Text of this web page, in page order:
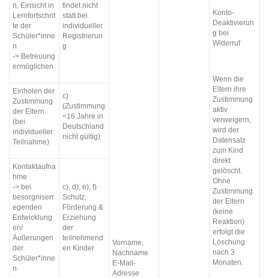
Vorname,
Nachname
E-Mail-
Adresse
Konto-
Deaktivierun
g bei
Widerruf
Wenn die
Eltern ihre
Zustimmung
aktiv
verweigern,
wird der
Datensatz
zum Kind
direkt
gelöscht.
Ohne
Zustimmung
der Eltern
(keine
Reaktion)
erfolgt die
Löschung
nach 3
Monaten.
n, Einsicht in
Lernfortschrit
te der
Schüler*inne
n
-> Betreuung
ermöglichen
findet nicht
statt bei
individueller
Registrierun
g
Einholen der
Zustimmung
der Eltern
(bei
individueller
Teilnahme)
c)
(Zustimmung
<16 Jahre in
Deutschland
nicht gültig)
Kontaktaufna
hme
-> bei
besorgniserr
egenden
Entwicklung
en/
Äußerungen
der
Schüler*inne
n
c), d), e), f)
Schutz,
Förderung &
Erziehung
der
teilnehmend
en Kinder